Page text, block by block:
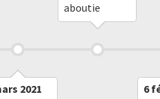
2021
aboutie
6